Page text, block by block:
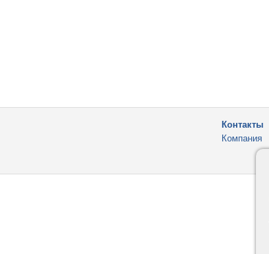
Контакты
Компания